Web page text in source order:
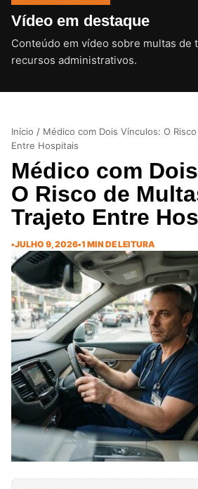
Vídeo em destaque
Conteúdo em vídeo sobre multas de
recursos administrativos.CLIQUE PARA ATIVAR O
Início / Médico com Dois Vínculos: O
Entre Hospitais
Médico com
O Risco de
Trajeto Entre
•JULHO 9, 2026•1 MIN DE LEITURA